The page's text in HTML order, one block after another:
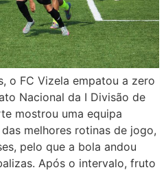
o FC Vizela empatou a zero
Nacional da I Divisão de
mostrou uma equipa
melhores rotinas de jogo,
pelo que a bola andou
Após o intervalo, fruto